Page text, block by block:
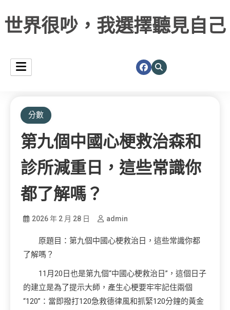
世界很吵，我選擇聽見自己
分數
第九個中國心梗救治森和
診所減重日，這些常識你
都了解嗎？
2026 年 2 月 28 日 admin
原題目：第九個中國心梗救治日，這些常識你都
了解嗎？
11月20日也是第九個“中國心梗救治日”，這個日子
的建立是為了提示大師，產生心梗要牢牢記住兩個
“120”：當即撥打120急救德律風和抓緊120分鐘的黃金